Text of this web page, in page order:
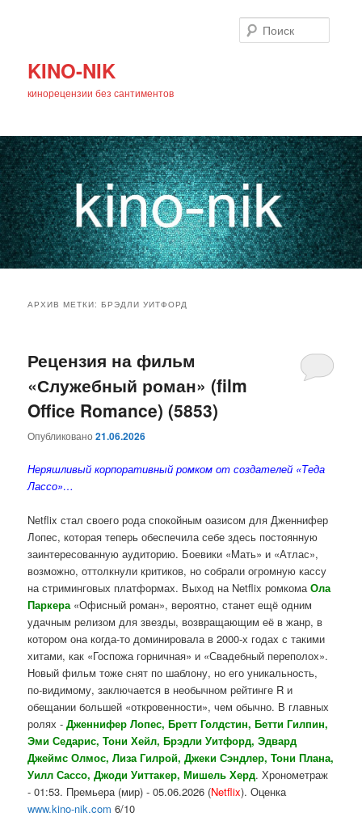
KINO-NIK
кинорецензии без сантиментов
основному
содержимому
дополнительному
содержимому
АРХИВ МЕТКИ:БРЭДЛИ УИТФОРД
Рецензия на фильм
«Служебный роман» (film
Office Romance) (5853)
Опубликовано21.06.2026
Неряшливый корпоративный ромком от создателей «Теда
Лассо»…
Netflix стал своего рода спокойным оазисом для Дженнифер
Лопес, которая теперь обеспечила себе здесь постоянную
заинтересованную аудиторию. Боевики «Мать» и «Атлас»,
возможно, оттолкнули критиков, но собрали огромную кассу
на стриминговых платформах. Выход на Netflix ромкомаОла
Паркера«Офисный роман», вероятно, станет ещё одним
удачным релизом для звезды, возвращающим её в жанр, в
котором она когда-то доминировала в 2000-х годах с такими
хитами, как «Госпожа горничная» и «Свадебный переполох».
Новый фильм тоже снят по шаблону, но его уникальность,
по-видимому, заключается в необычном рейтинге R и
обещании большей «откровенности», чем обычно. В главных
ролях -Дженнифер Лопес, Бретт Голдстин, Бетти Гилпин,
Эми Седарис, Тони Хейл, Брэдли Уитфорд, Эдвард
Джеймс Олмос, Лиза Гилрой, Джеки Сэндлер, Тони Плана,
Уилл Сассо, Джоди Уиттакер, Мишель Херд. Хронометраж
- 01:53. Премьера (мир) - 05.06.2026 (Netflix). Оценка
www.kino-nik.com 6/10